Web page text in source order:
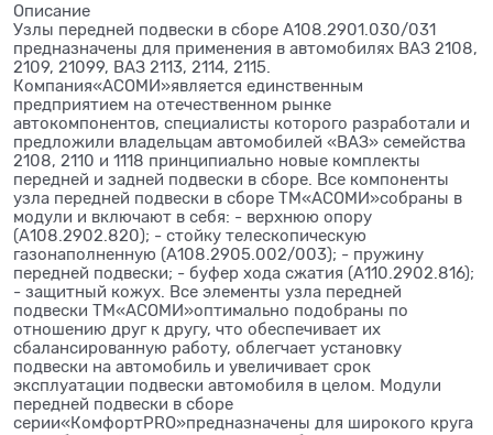
Описание
Узлы передней подвески в сборе А108.2901.030/031
предназначены для применения в автомобилях ВАЗ 2108,
2109, 21099, ВАЗ 2113, 2114, 2115.
Компания«АСОМИ»является единственным
предприятием на отечественном рынке
автокомпонентов, специалисты которого разработали и
предложили владельцам автомобилей «ВАЗ» семейства
2108, 2110 и 1118 принципиально новые комплекты
передней и задней подвески в сборе. Все компоненты
узла передней подвески в сборе ТМ«АСОМИ»собраны в
модули и включают в себя: - верхнюю опору
(А108.2902.820); - стойку телескопическую
газонаполненную (А108.2905.002/003); - пружину
передней подвески; - буфер хода сжатия (А110.2902.816);
- защитный кожух. Все элементы узла передней
подвески ТМ«АСОМИ»оптимально подобраны по
отношению друг к другу, что обеспечивает их
сбалансированную работу, облегчает установку
подвески на автомобиль и увеличивает срок
эксплуатации подвески автомобиля в целом. Модули
передней подвески в сборе
серии«КомфортPRO»предназначены для широкого круга